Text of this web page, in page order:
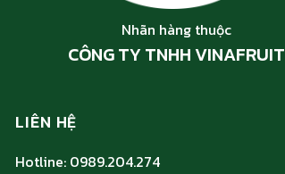
Nhãn hàng thuộc
CÔNG TY TNHH VINAFRUIT
LIÊN HỆ
Hotline: 0989.204.274